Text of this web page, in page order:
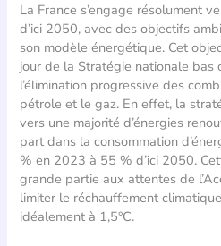
La France s’engage résolument
d’ici 2050, avec des objectifs
son modèle énergétique. Cet
jour de la Stratégie nationale bas
l’élimination progressive des
pétrole et le gaz. En effet, la
vers une majorité d’énergies
part dans la consommation
% en 2023 à 55 % d’ici 2050.
grande partie aux attentes de
limiter le réchauffement
idéalement à 1,5°C.